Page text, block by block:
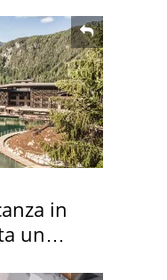
in
un